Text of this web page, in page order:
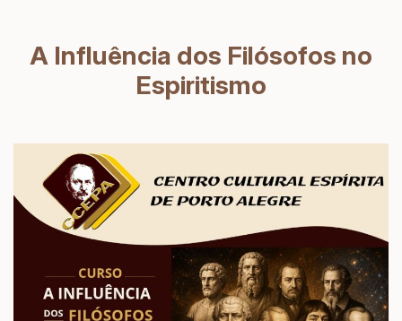
A Influência dos Filósofos no
Espiritismo